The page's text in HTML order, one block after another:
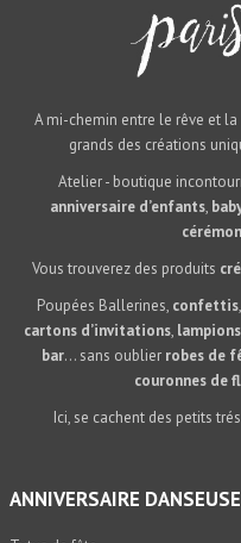
A mi-chemin entre le rêve et
grands des créations
Atelier - boutique
anniversaire d’enfants,
Vous trouverez des produits
Poupées Ballerines, confettis,
cartons d’invitations, lampions
bar… sans oublier robes de
couronnes de
Ici, se cachent des petits
ANNIVERSAIRE DANSEUSE